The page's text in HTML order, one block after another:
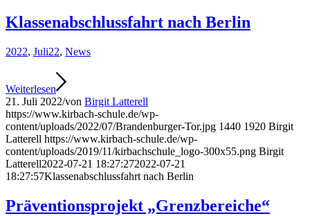
Klassenabschlussfahrt nach Berlin
2022, Juli22, News
Weiterlesen
21. Juli 2022/von Birgit Latterell
https://www.kirbach-schule.de/wp-
content/uploads/2022/07/Brandenburger-Tor.jpg 1440 1920 Birgit
Latterell https://www.kirbach-schule.de/wp-
content/uploads/2019/11/kirbachschule_logo-300x55.png Birgit
Latterell2022-07-21 18:27:272022-07-21
18:27:57Klassenabschlussfahrt nach Berlin
Präventionsprojekt „Grenzbereiche“